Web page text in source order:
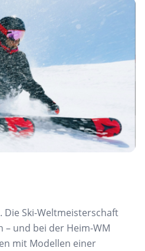
Die Ski-Weltmeisterschaft
– und bei der Heim-WM
mit Modellen einer